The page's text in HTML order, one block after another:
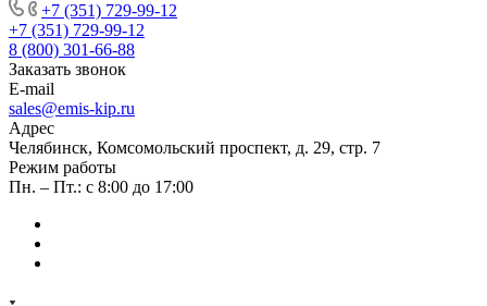
+7 (351) 729-99-12
+7 (351) 729-99-12
8 (800) 301-66-88
Заказать звонок
E-mail
sales@emis-kip.ru
Адрес
Челябинск, Комсомольский проспект, д. 29, стр. 7
Режим работы
Пн. – Пт.: с 8:00 до 17:00